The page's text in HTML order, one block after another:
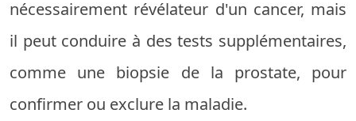
nécessairement révélateur d'un cancer, mais
il peut conduire à des tests supplémentaires,
comme une biopsie de la prostate, pour
confirmer ou exclure la maladie.